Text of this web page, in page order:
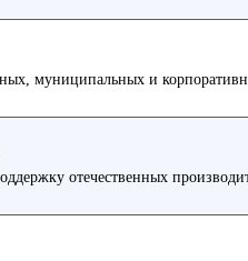
муниципальных и
отечественных